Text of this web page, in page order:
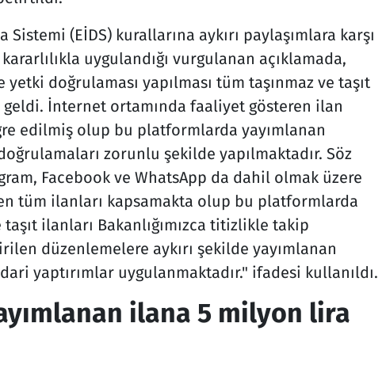
(EİDS) kurallarına aykırı paylaşımlara karşı
uygulandığı vurgulanan açıklamada,
doğrulaması yapılması tüm taşınmaz ve taşıt
İnternet ortamında faaliyet gösteren ilan
edilmiş olup bu platformlarda yayımlanan
zorunlu şekilde yapılmaktadır. Söz
Facebook ve WhatsApp da dahil olmak üzere
tüm ilanları kapsamakta olup bu platformlarda
ilanları Bakanlığımızca titizlikle takip
düzenlemelere aykırı şekilde yayımlanan
yaptırımlar uygulanmaktadır." ifadesi kullanıldı.
ilana 5 milyon lira